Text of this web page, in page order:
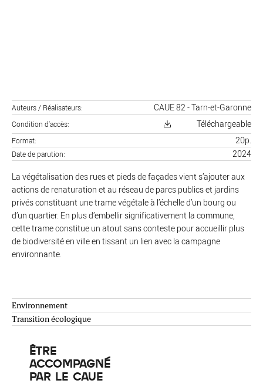
Environnement
Transition écologique
ÊTRE
ACCOMPAGNÉ
PAR LE CAUE
Auteurs / Réalisateurs CAUE 82 - Tarn-et-Garonne
Condition d'accès Téléchargeable
Format 20p.
Date de parution 2024
La végétalisation des rues et pieds de façades vient s’ajouter aux
actions de renaturation et au réseau de parcs publics et jardins
privés constituant une trame végétale à l’échelle d’un bourg ou
d’un quartier. En plus d’embellir significativement la commune,
cette trame constitue un atout sans conteste pour accueillir plus
de biodiversité en ville en tissant un lien avec la campagne
environnante.